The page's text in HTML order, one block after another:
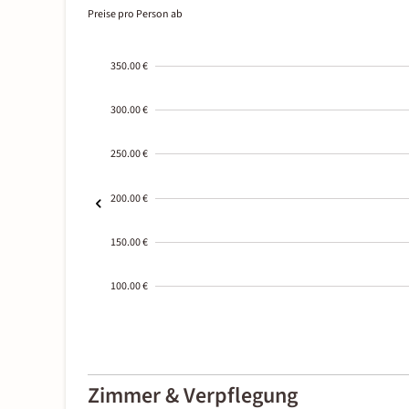
Preise pro Person ab
350.00 €
300.00 €
250.00 €
200.00 €
150.00 €
100.00 €
01-02
Zimmer & Verpflegung